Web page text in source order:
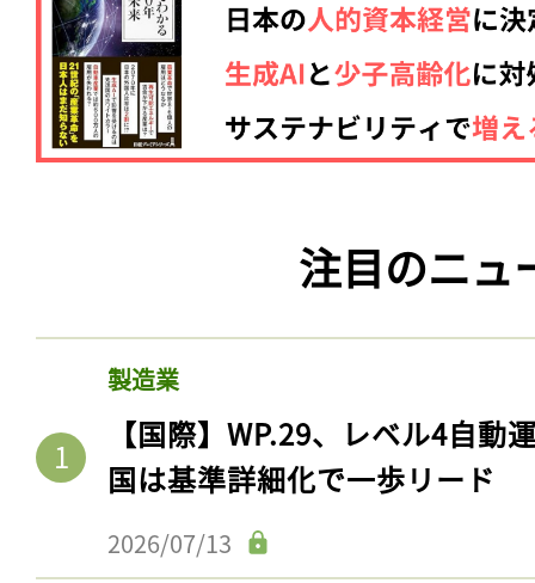
注目のニュ
製造業
【国際】WP.29、レベル4自動
国は基準詳細化で一歩リード
2026/07/13